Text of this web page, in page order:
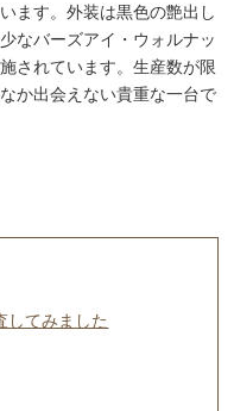
ます。外装は黒色の艶出し
なバーズアイ・ウォルナッ
されています。生産数が限
か出会えない貴重な一台で
してみました